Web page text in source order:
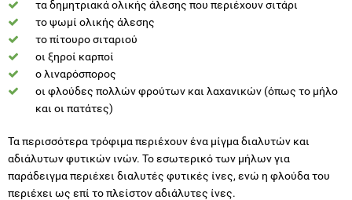
τα δημητριακά ολικής άλεσης που περιέχουν σιτάρι
το ψωμί ολικής άλεσης
το πίτουρο σιταριού
οι ξηροί καρποί
ο λιναρόσπορος
οι φλούδες πολλών φρούτων και λαχανικών (όπως το μήλο
και οι πατάτες)
Τα περισσότερα τρόφιμα περιέχουν ένα μίγμα διαλυτών και
αδιάλυτων φυτικών ινών. Το εσωτερικό των μήλων για
παράδειγμα περιέχει διαλυτές φυτικές ίνες, ενώ η φλούδα του
περιέχει ως επί το πλείστον αδιάλυτες ίνες.